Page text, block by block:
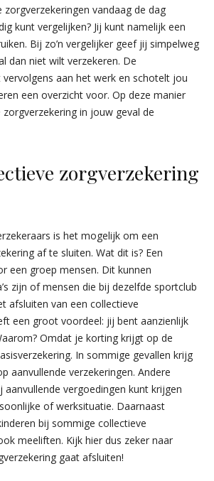
vandaag de dag
kunt vergelijken? Jij kunt namelijk een
Bij zo’n vergelijker geef jij simpelweg
dan niet wilt verzekeren. De
aan het werk en schotelt jou
een overzicht voor. Op deze manier
in jouw geval de
zorgverzekering
is het mogelijk om een
af te sluiten. Wat dit is? Een
een groep mensen. Dit kunnen
zijn of mensen die bij dezelfde sportclub
afsluiten van een collectieve
een groot voordeel: jij bent aanzienlijk
Omdat je korting krijgt op de
In sommige gevallen krijg
aanvullende verzekeringen. Andere
vergoedingen kunt krijgen
of werksituatie. Daarnaast
bij sommige collectieve
meeliften. Kijk hier dus zeker naar
gaat afsluiten!